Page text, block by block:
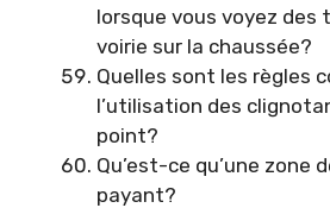
lorsque vous voyez des
voirie sur la chaussée?
Quelles sont les règles
l’utilisation des
point?
Qu’est-ce qu’une zone
payant?